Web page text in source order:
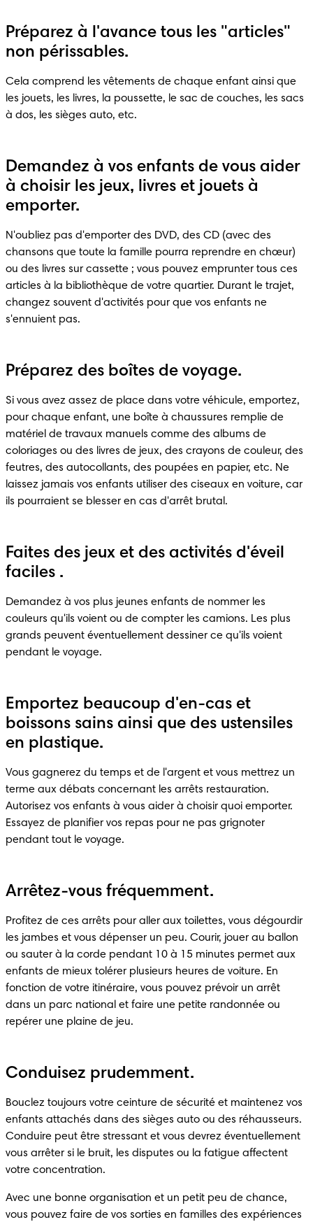
Préparez à l'avance tous les "articles"
non périssables.
Cela comprend les vêtements de chaque enfant ainsi que
les jouets, les livres, la poussette, le sac de couches, les sacs
à dos, les sièges auto, etc.
Demandez à vos enfants de vous aider
à choisir les jeux, livres et jouets à
emporter.
N'oubliez pas d'emporter des DVD, des CD (avec des
chansons que toute la famille pourra reprendre en chœur)
ou des livres sur cassette ; vous pouvez emprunter tous ces
articles à la bibliothèque de votre quartier. Durant le trajet,
changez souvent d'activités pour que vos enfants ne
s'ennuient pas.
Préparez des boîtes de voyage.
Si vous avez assez de place dans votre véhicule, emportez,
pour chaque enfant, une boîte à chaussures remplie de
matériel de travaux manuels comme des albums de
coloriages ou des livres de jeux, des crayons de couleur, des
feutres, des autocollants, des poupées en papier, etc. Ne
laissez jamais vos enfants utiliser des ciseaux en voiture, car
ils pourraient se blesser en cas d'arrêt brutal.
Faites des jeux et des activités d'éveil
faciles .
Demandez à vos plus jeunes enfants de nommer les
couleurs qu'ils voient ou de compter les camions. Les plus
grands peuvent éventuellement dessiner ce qu'ils voient
pendant le voyage.
Emportez beaucoup d'en-cas et
boissons sains ainsi que des ustensiles
en plastique.
Vous gagnerez du temps et de l'argent et vous mettrez un
terme aux débats concernant les arrêts restauration.
Autorisez vos enfants à vous aider à choisir quoi emporter.
Essayez de planifier vos repas pour ne pas grignoter
pendant tout le voyage.
Arrêtez-vous fréquemment.
Profitez de ces arrêts pour aller aux toilettes, vous dégourdir
les jambes et vous dépenser un peu. Courir, jouer au ballon
ou sauter à la corde pendant 10 à 15 minutes permet aux
enfants de mieux tolérer plusieurs heures de voiture. En
fonction de votre itinéraire, vous pouvez prévoir un arrêt
dans un parc national et faire une petite randonnée ou
repérer une plaine de jeu.
Conduisez prudemment.
Bouclez toujours votre ceinture de sécurité et maintenez vos
enfants attachés dans des sièges auto ou des réhausseurs.
Conduire peut être stressant et vous devrez éventuellement
vous arrêter si le bruit, les disputes ou la fatigue affectent
votre concentration.
Avec une bonne organisation et un petit peu de chance,
vous pouvez faire de vos sorties en familles des expériences